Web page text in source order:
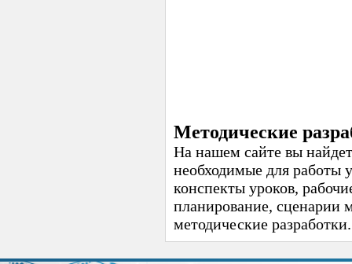
Методические
На нашем сайте вы
необходимые для работы
конспекты уроков,
планирование, сценарии
методические разработки.